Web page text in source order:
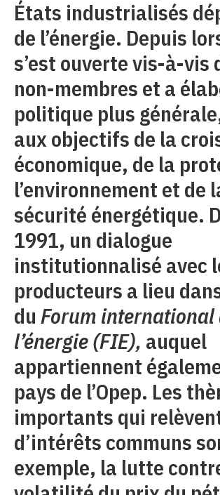
États industrialisés
de l’énergie. Depuis
s’est ouverte vis-à-vis
non-membres et a
politique plus
aux objectifs de la
économique, de la
l’environnement et de
sécurité énergétique.
1991, un dialogue
institutionnalisé avec
producteurs a lieu
du Forum international
l’énergie (FIE), auquel
appartiennent
pays de l’Opep. Les
importants qui
d’intérêts communs
exemple, la lutte